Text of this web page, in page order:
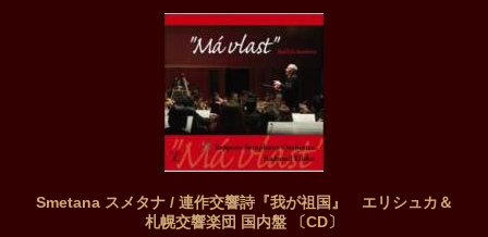
Smetana スメタナ / 連作交響詩『我が祖国』 エリシュカ＆
札幌交響楽団 国内盤 〔CD〕